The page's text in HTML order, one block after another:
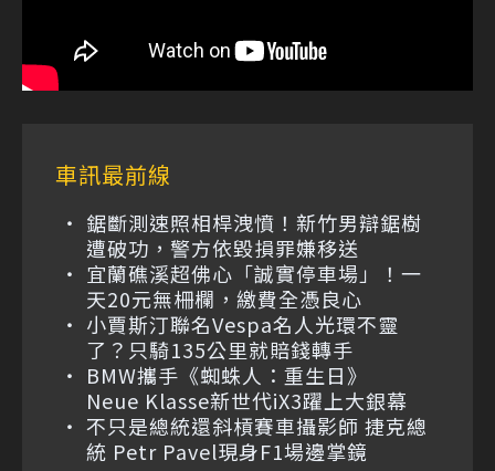
車訊最前線
鋸斷測速照相桿洩憤！新竹男辯鋸樹
遭破功，警方依毀損罪嫌移送
宜蘭礁溪超佛心「誠實停車場」！一
天20元無柵欄，繳費全憑良心
小賈斯汀聯名Vespa名人光環不靈
了？只騎135公里就賠錢轉手
BMW攜手《蜘蛛人：重生日》
Neue Klasse新世代iX3躍上大銀幕
不只是總統還斜槓賽車攝影師 捷克總
統 Petr Pavel現身F1場邊掌鏡